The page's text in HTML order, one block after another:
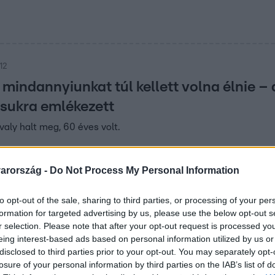
- Do Not Process My Personal Information
opt-out of the sale, sharing to third parties, or processing of your
for targeted advertising by us, please use the below opt-out
selection. Please note that after your opt-out request is processed
interest-based ads based on personal information utilized by us
to third parties prior to your opt-out. You may separately
of your personal information by third parties on the IAB’s list of
mindannyiunkat túl kellett volna élnie –
emlékezett
halt meg, 60 éves volt.
csak egy van, nem fogjuk őt pótolni a
elvesztéséről a Depeche Mode
dal a halálról? A jövőre Budapesten is fellépő Depeche
ha meghallgathatta volna az új albumot. Andy